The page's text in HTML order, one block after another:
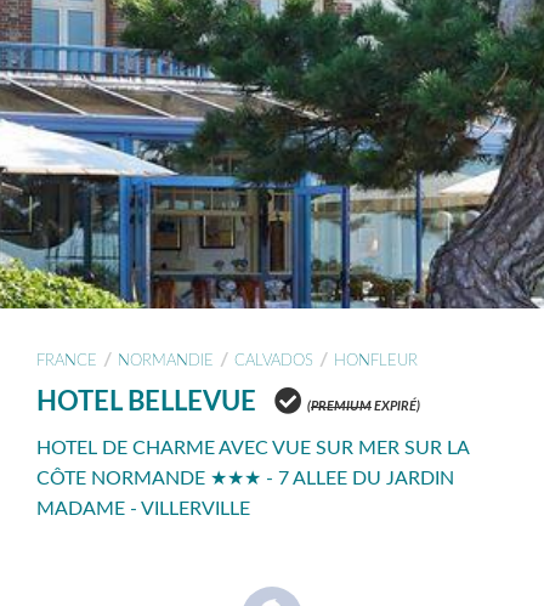
FRANCE / NORMANDIE / CALVADOS / HONFLEUR
HOTEL BELLEVUE (PREMIUMEXPIRÉ)
HOTEL DE CHARME AVEC VUE SUR MER SUR LA
CÔTE NORMANDE ★★★ - 7 ALLEE DU JARDIN
MADAME - VILLERVILLE